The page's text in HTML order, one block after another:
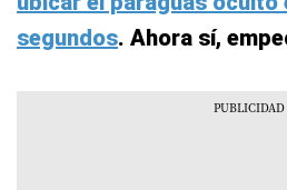
segundos. Ahora sí,